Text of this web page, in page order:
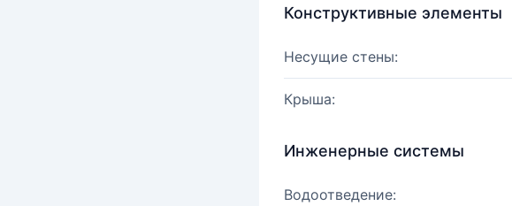
Конструктивные элементы
Несущие стены:
Крыша:
Инженерные системы
Водоотведение: